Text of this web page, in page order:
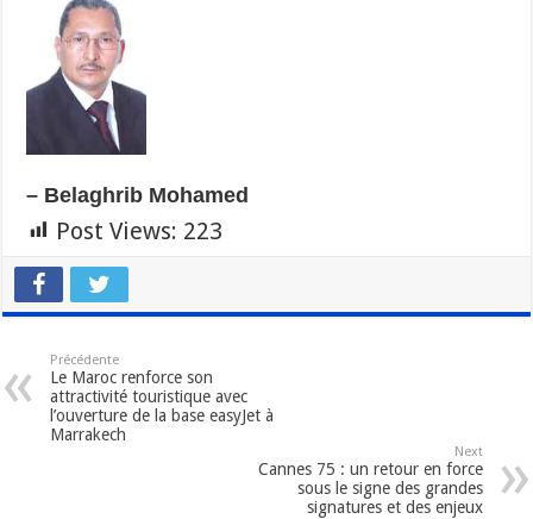
– Belaghrib Mohamed
Post Views: 223
Précédente
Le Maroc renforce son
attractivité touristique avec
l’ouverture de la base easyJet à
Marrakech
Next
Cannes 75 : un retour en force
sous le signe des grandes
signatures et des enjeux